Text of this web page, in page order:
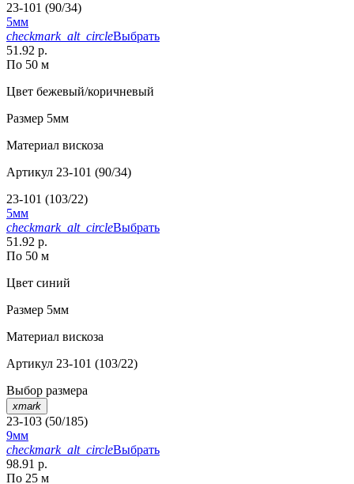
23-101 (90/34)
5мм
checkmark_alt_circleВыбрать
51.92 р.
По 50 м
Цвет бежевый/коричневый
Размер 5мм
Материал вискоза
Артикул 23-101 (90/34)
23-101 (103/22)
5мм
checkmark_alt_circleВыбрать
51.92 р.
По 50 м
Цвет синий
Размер 5мм
Материал вискоза
Артикул 23-101 (103/22)
Выбор размера
xmark
23-103 (50/185)
9мм
checkmark_alt_circleВыбрать
98.91 р.
По 25 м